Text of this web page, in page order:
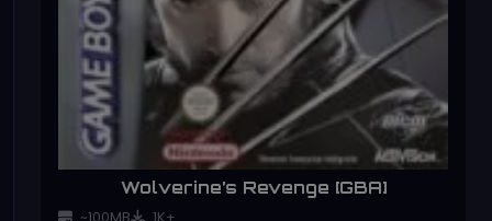
Wolverine’s Revenge [GBA]
~100MB 1K+